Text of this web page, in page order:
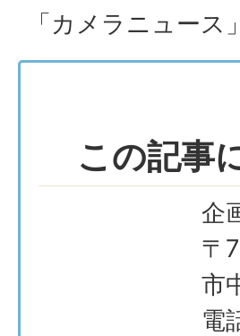
「カメラニュー
この記事
企
〒
市
電